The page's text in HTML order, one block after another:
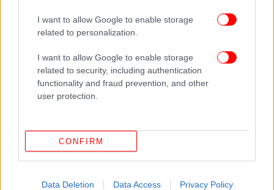
I want to allow Google to enable storage
related to personalization.
I want to allow Google to enable storage
related to security, including authentication
functionality and fraud prevention, and other
user protection.
CONFIRM
Data Deletion Data Access Privacy Policy
ΠΕΡΙΣΣΟΤΕΡΑ ΒΙΝΤΕΟ
Ακολουθήστε το στο Google News
Δείτε όλες τις τελευταίεςΕιδήσειςαπό την Ελλάδα και τον Κόσμο,
ΔΙΑΒΑΣΤΕ ΠΕΡΙΣΣΟΤΕΡΑ ΒΌΛΟΣ
ΕΝΔΟΟΙΚΟΓΕΝΕΙΑΚΉ ΒΊΑ